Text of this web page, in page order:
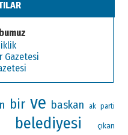
Gazetesi
bir ve baskan ak parti
belediyesi çıkan